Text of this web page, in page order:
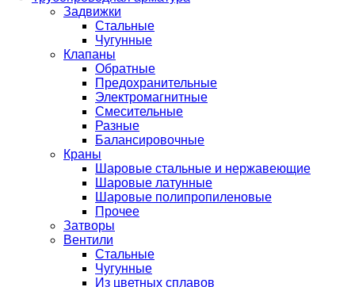
Задвижки
Стальные
Чугунные
Клапаны
Обратные
Предохранительные
Электромагнитные
Смесительные
Разные
Балансировочные
Краны
Шаровые стальные и нержавеющие
Шаровые латунные
Шаровые полипропиленовые
Прочее
Затворы
Вентили
Стальные
Чугунные
Из цветных сплавов